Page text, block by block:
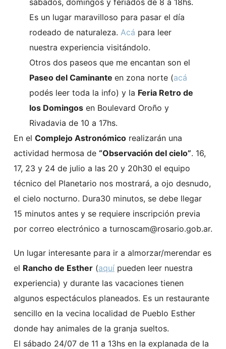
sábados, domingos y feriados de 8 a 18hs.
Es un lugar maravilloso para pasar el día
rodeado de naturaleza.Acá para leer
nuestra experiencia visitándolo.
Otros dos paseos que me encantan son el
Paseo del Caminanteen zona norte (acá
podés leer toda la info) y la Feria Retro de
los Domingos en Boulevard Oroño y
Rivadavia de 10 a 17hs.
En el Complejo Astronómicorealizarán una
actividad hermosa de “Observación del cielo”. 16,
17, 23 y 24 de julio a las 20 y 20h30 el equipo
técnico del Planetario nos mostrará, a ojo desnudo,
el cielo nocturno. Dura30 minutos, se debe llegar
15 minutos antes y se requiere inscripción previa
por correo electrónico a turnoscam@rosario.gob.ar.
Un lugar interesante para ir a almorzar/merendar es
el Rancho de Esther(aquípueden leer nuestra
experiencia) y durante las vacaciones tienen
algunos espectáculos planeados. Es un restaurante
sencillo en la vecina localidad de Pueblo Esther
donde hay animales de la granja sueltos.
El sábado 24/07 de 11 a 13hs en la explanada de la